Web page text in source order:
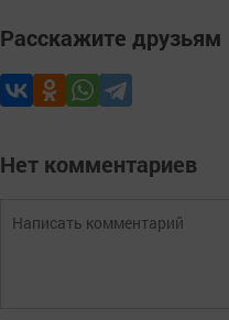
Расскажите друзьям
Нет комментариев